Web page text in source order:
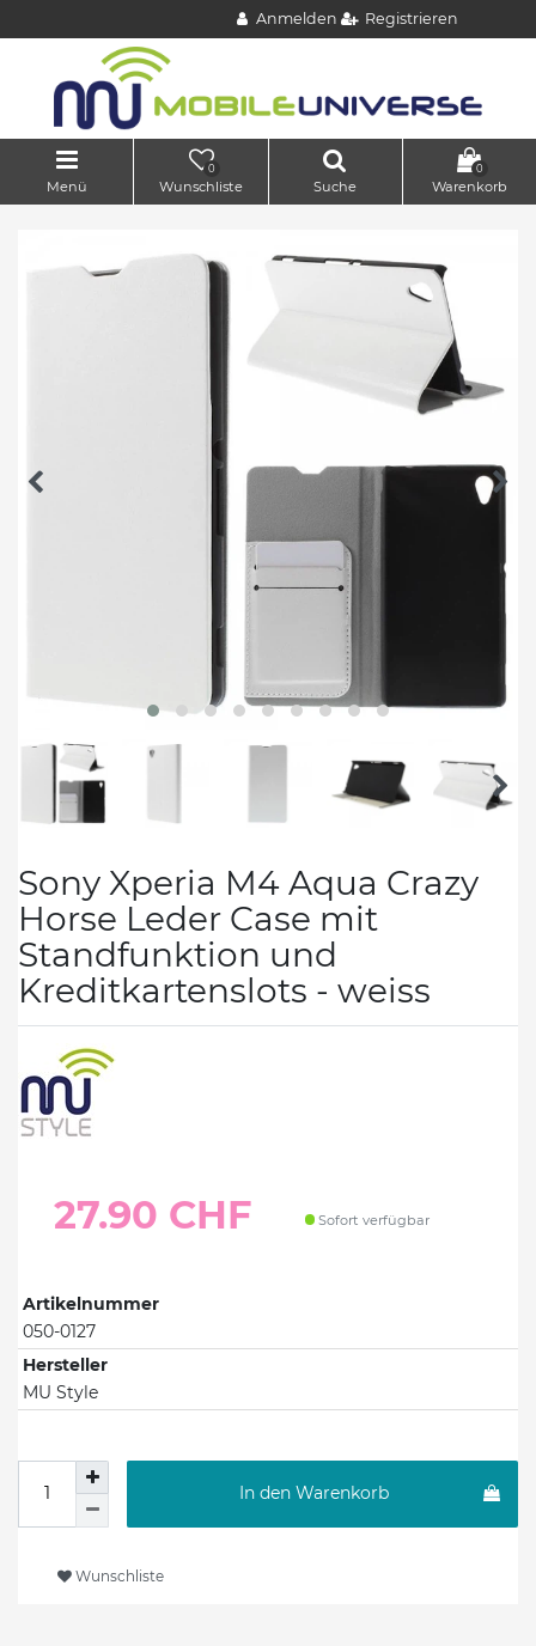
Anmelden Registrieren
Menü
0
Wunschliste Suche
0
Warenkorb
Sony Xperia M4 Aqua Crazy
Horse Leder Case mit
Standfunktion und
Kreditkartenslots - weiss
27.90 CHF Sofort verfügbar
Artikelnummer
050-0127
Hersteller
MU Style
In den Warenkorb
Wunschliste